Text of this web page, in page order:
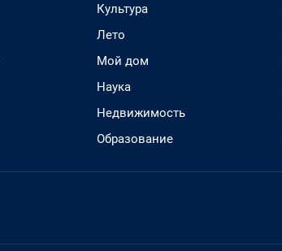
Культура
Лето
Мой дом
Наука
Недвижимость
Образование